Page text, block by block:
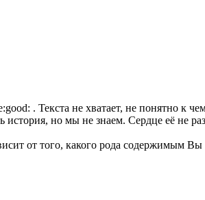
. Текста не хватает, не понятно к
история, но мы не знаем. Сердце её не
от того, какого рода содержимым Вы